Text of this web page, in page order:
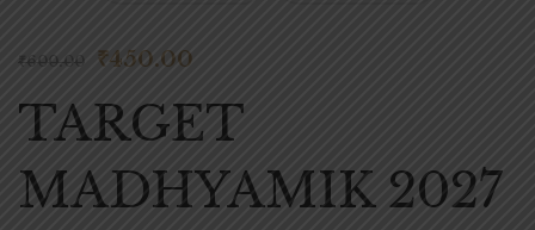
₹600.00 ₹450.00
TARGET
MADHYAMIK 2027